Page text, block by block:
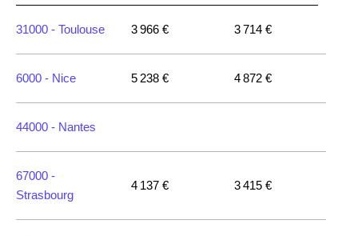
31000 - Toulouse 3 966 € 3 714 €
6000 - Nice 5 238 € 4 872 €
44000 - Nantes
67000 -
Strasbourg
4 137 € 3 415 €